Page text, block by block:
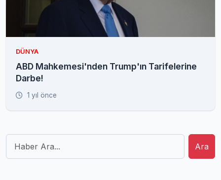
DÜNYA
ABD Mahkemesi'nden Trump'ın Tarifelerine
Darbe!
1 yıl önce
Ara